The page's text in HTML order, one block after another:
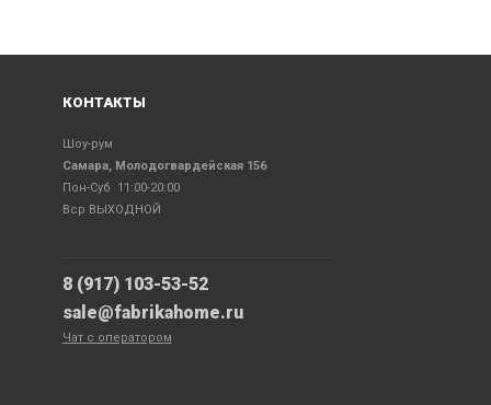
КОНТАКТЫ
Шоу-рум
Самара, Молодогвардейская 156
Пон-Суб 11:00-20:00
Вср ВЫХОДНОЙ
8 (917) 103-53-52
sale@fabrikahome.ru
Чат с оператором